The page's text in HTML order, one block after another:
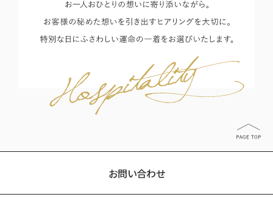
お問い合わせ